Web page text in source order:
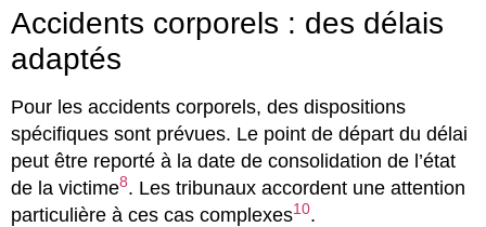
Accidents corporels : des délais
adaptés
Pour les accidents corporels, des dispositions
spécifiques sont prévues. Le point de départ du délai
peut être reporté à la date de consolidation de l’état
de la victime8. Les tribunaux accordent une attention
particulière à ces cas complexes10.